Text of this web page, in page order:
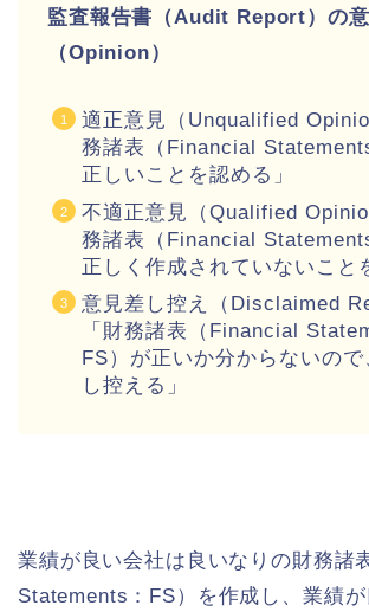
監査報告書（Audit Report）の
（Opinion）
適正意見（Unqualified
務諸表（Financial
正しいことを認める」
不適正意見（Qualified
務諸表（Financial
正しく作成されていないこと
意見差し控え（Disclaimed
「財務諸表（Financial
FS）が正いか分からないの
し控える」
業績が良い会社は良いなりの財務諸
Statements：FS）を作成し、業績